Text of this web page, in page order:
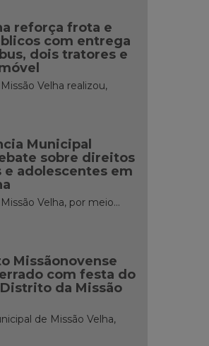
reforça frota e
com entrega
dois tratores e
Velha realizou,
Municipal
sobre direitos
e adolescentes em
Velha, por meio...
Missãonovense
com festa do
da Missão
de Missão Velha,